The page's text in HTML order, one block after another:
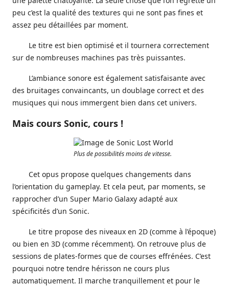
peu c’est la qualité des textures qui ne sont pas fines et
assez peu détaillées par moment.
Le titre est bien optimisé et il tournera correctement
sur de nombreuses machines pas très puissantes.
L’ambiance sonore est également satisfaisante avec
des bruitages convaincants, un doublage correct et des
musiques qui nous immergent bien dans cet univers.
Mais cours Sonic, cours !
Plus de possibilités moins de vitesse.
Cet opus propose quelques changements dans
l’orientation du gameplay. Et cela peut, par moments, se
rapprocher d’un Super Mario Galaxy adapté aux
spécificités d’un Sonic.
Le titre propose des niveaux en 2D (comme à l’époque)
ou bien en 3D (comme récemment). On retrouve plus de
sessions de plates-formes que de courses effrénées. C’est
pourquoi notre tendre hérisson ne cours plus
automatiquement. Il marche tranquillement et pour le